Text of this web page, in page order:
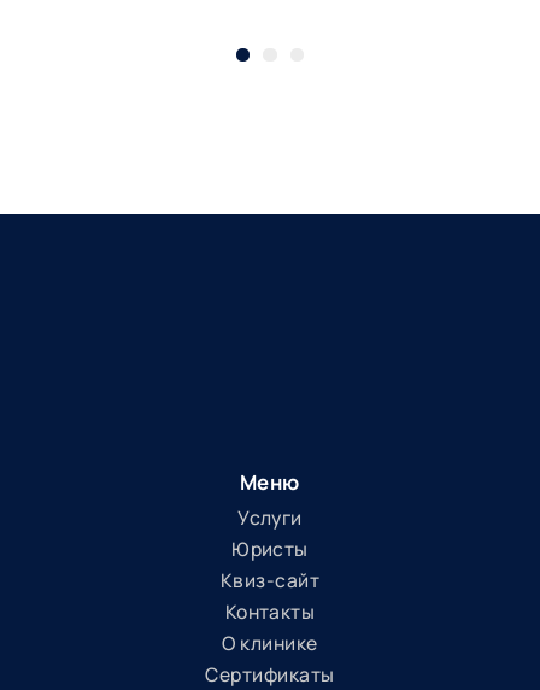
Меню
Услуги
Юристы
Квиз-сайт
Контакты
О клинике
Сертификаты